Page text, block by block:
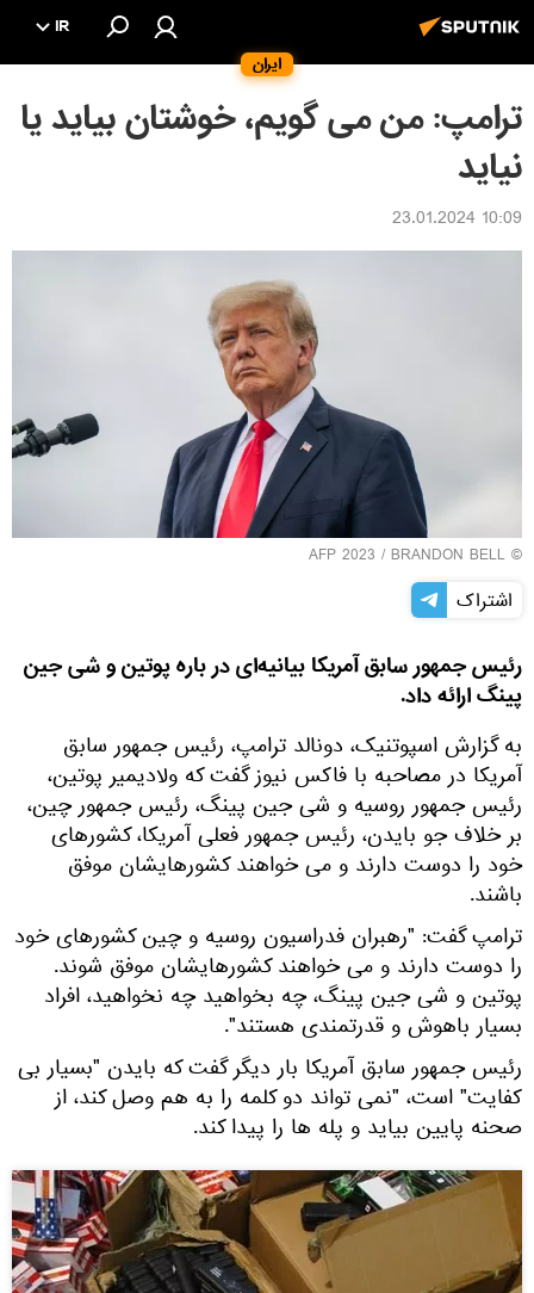
ایران
IR
ترامپ: من می گویم، خوشتان بیاید یا
نیاید
10:09 23.01.2024
© AFP 2023 / BRANDON BELL
اشتراک
رئیس جمهور سابق آمریکا بیانیه‌ای در باره پوتین و شی جین
پینگ ارائه داد.
به گزارش اسپوتنیک، دونالد ترامپ، رئیس جمهور سابق
آمریکا در مصاحبه با فاکس نیوز گفت که ولادیمیر پوتین،
رئیس جمهور روسیه و شی جین پینگ، رئیس جمهور چین،
بر خلاف جو بایدن، رئیس جمهور فعلی آمریکا، کشورهای
خود را دوست دارند و می خواهند کشورهایشان موفق
باشند.
ترامپ گفت: "رهبران فدراسیون روسیه و چین کشورهای خود
را دوست دارند و می خواهند کشورهایشان موفق شوند.
پوتین و شی جین پینگ، چه بخواهید چه نخواهید، افراد
بسیار باهوش و قدرتمندی هستند".
رئیس جمهور سابق آمریکا بار دیگر گفت که بایدن "بسیار بی
کفایت" است، "نمی تواند دو کلمه را به هم وصل کند، از
صحنه پایین بیاید و پله ها را پیدا کند.